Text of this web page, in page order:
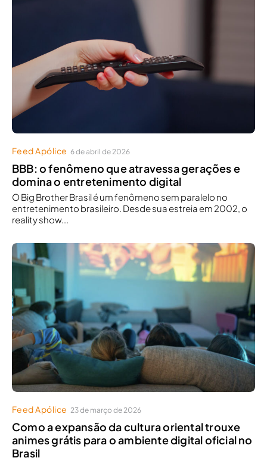
Feed Apólice 6 de abril de 2026
BBB: o fenômeno que atravessa gerações e
domina o entretenimento digital
O Big Brother Brasil é um fenômeno sem paralelo no
entretenimento brasileiro. Desde sua estreia em 2002, o
reality show...
Feed Apólice 23 de março de 2026
Como a expansão da cultura oriental trouxe
animes grátis para o ambiente digital oficial no
Brasil